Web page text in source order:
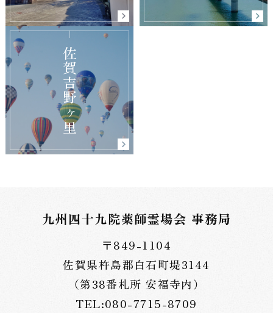
佐賀吉野ヶ里
九州四十九院薬師霊場会 事務局
〒849-1104
佐賀県杵島郡白石町堤3144
（第38番札所 安福寺内）
TEL:080-7715-8709